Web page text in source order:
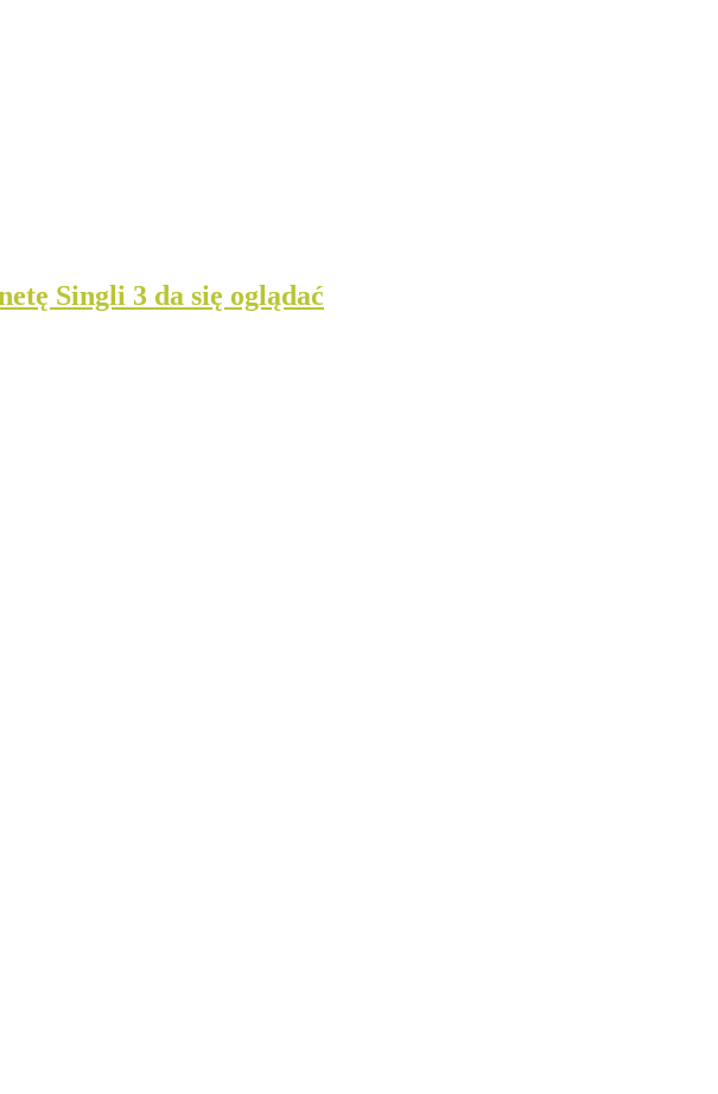
Singli 3 da się oglądać